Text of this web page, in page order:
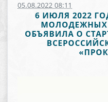
05.08.2022 08:11
6 ИЮЛЯ 2022
МОЛОДЕЖНЫХ
ОБЪЯВИЛА О